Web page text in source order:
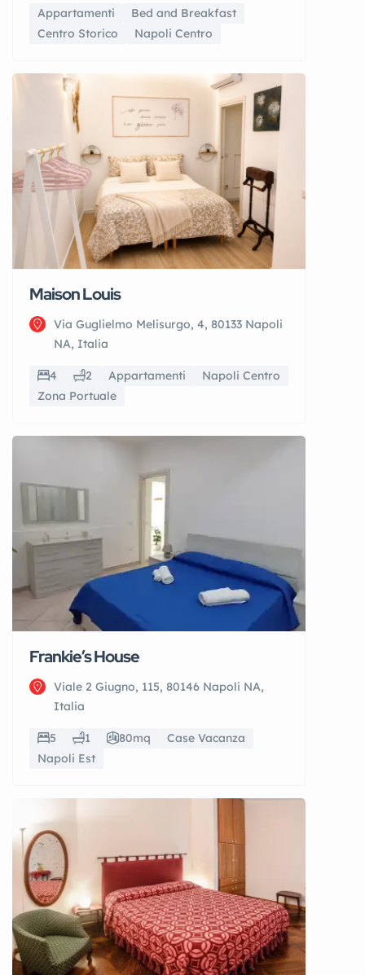
Appartamenti
Bed and Breakfast
Centro Storico
Napoli Centro
Maison Louis
Via Guglielmo Melisurgo, 4, 80133 Napoli
NA, Italia
4 2 Appartamenti
Napoli Centro
Zona Portuale
Frankie’s House
Viale 2 Giugno, 115, 80146 Napoli NA,
Italia
5 1 80mq
Case Vacanza
Napoli Est